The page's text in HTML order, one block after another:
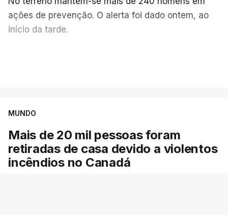
ações de prevenção. O alerta foi dado ontem, ao
início da tarde.
MUNDO
Mais de 20 mil pessoas foram
retiradas de casa devido a violentos
incêndios no Canadá